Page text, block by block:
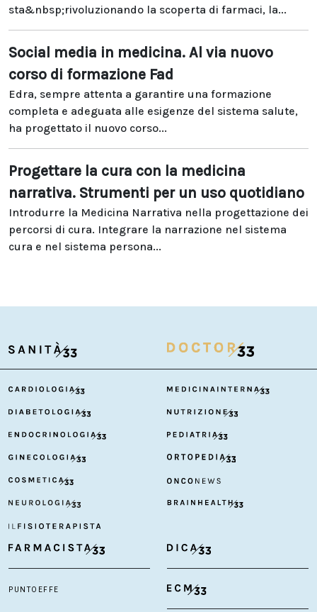
sta&nbsp;rivoluzionando la scoperta di farmaci, la...
Social media in medicina. Al via nuovo
corso di formazione Fad
Edra, sempre attenta a garantire una formazione
completa e adeguata alle esigenze del sistema salute,
ha progettato il nuovo corso...
Progettare la cura con la medicina
narrativa. Strumenti per un uso quotidiano
Introdurre la Medicina Narrativa nella progettazione dei
percorsi di cura. Integrare la narrazione nel sistema
cura e nel sistema persona...